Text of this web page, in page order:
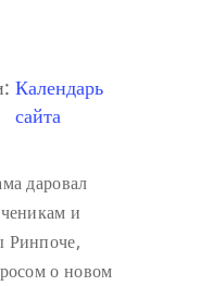
Календарь
сайта
даровал
и
Ринпоче,
о новом